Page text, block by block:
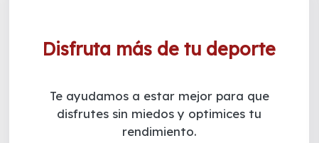
Disfruta más de tu deporte
Te ayudamos a estar mejor para que
disfrutes sin miedos y optimices tu
rendimiento.